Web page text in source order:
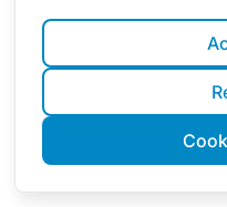
Arbeitskostenrechner